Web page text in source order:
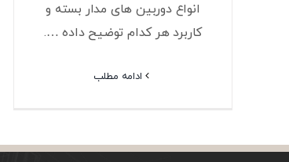
انواع دوربین های مدار بسته و
کاربرد هر کدام توضیح داده ….
ادامه مطلب